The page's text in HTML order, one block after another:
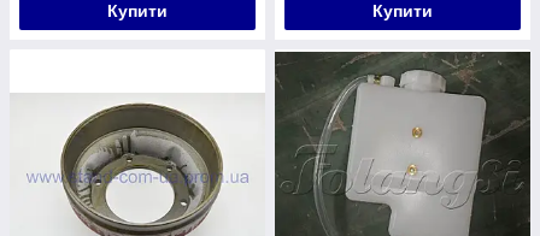
Купити Купити